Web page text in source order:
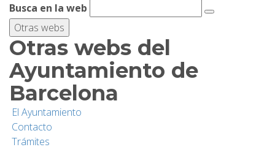
Busca en la web
Otras webs
Otras webs del
Ayuntamiento de
Barcelona
El Ayuntamiento
Contacto
Trámites
ACTIVIDADES
ESCUELAS
INVESTIGACIÓN/CONSERVACIÓN
SOSTENIBILIDAD